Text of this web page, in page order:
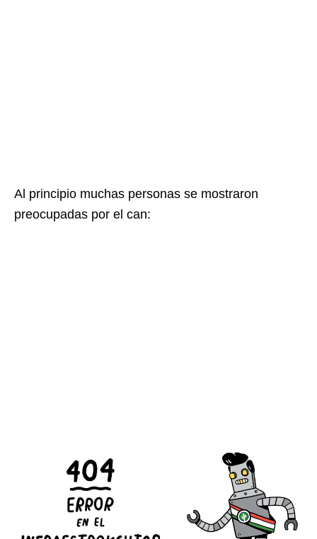
Al principio muchas personas se mostraron
preocupadas por el can: